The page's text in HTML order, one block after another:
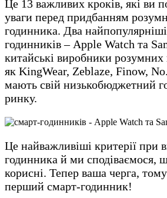
Це 13 важливих кроків, які ви
уваги перед придбанням
годинника. Два
годинників – Apple Watch та
китайські виробники розумних
як KingWear, Zeblaze, Finow,
мають свій низькобюджетний
ринку.
Це найважливіші критерії при
годинника й ми сподіваємося,
корисні. Тепер ваша черга,
перший смарт-годинник!